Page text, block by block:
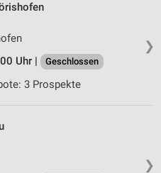
❯
Uhr |
Geschlossen
3 Prospekte
❯